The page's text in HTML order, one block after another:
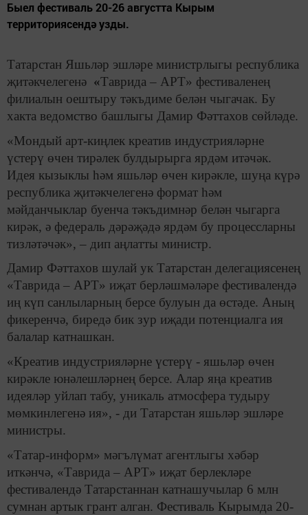
Быел фестиваль 20-26 августта Кырым
территориясендә узды.
Татарстан Яшьләр эшләре министрлыгы республика
җитәкчелегенә «Таврида – АРТ» фестиваленең
филиалын оештыру тәкъдиме белән чыгачак. Бу
хакта ведомство башлыгы Дамир Фәттахов сөйләде.
«Мондый арт-киңлек креатив индустрияләрне
үстерү өчен тирәлек булдырырга ярдәм итәчәк.
Идея кызыклы һәм яшьләр өчен кирәкле, шуңа күрә
республика җитәкчелегенә формат һәм
мәйданчыклар буенча тәкъдимнәр белән чыгарга
кирәк, ә федераль дәрәҗәдә ярдәм бу процессларны
тизләтәчәк», – дип аңлатты министр.
Дамир Фәттахов шулай ук Татарстан делегациясенең
«Таврида – АРТ» иҗат берләшмәләре фестивалендә
иң күп санлыларның берсе булуын да өстәде. Аның
фикеренчә, биредә бик зур иҗади потенциалга ия
балалар катнашкан.
«Креатив индустрияләрне үстерү - яшьләр өчен
кирәкле юнәлешләрнең берсе. Алар яңа креатив
идеяләр уйлап табу, уникаль атмосфера тудыру
мөмкинлегенә ия», - ди Татарстан яшьләр эшләре
министры.
«Татар-информ» мәгълүмат агентлыгы хәбәр
иткәнчә, «Таврида – АРТ» иҗат берлекләре
фестивалендә Татарстаннан катнашучылар 6 млн
сумнан артык грант алган. Фестиваль Кырымда 20-